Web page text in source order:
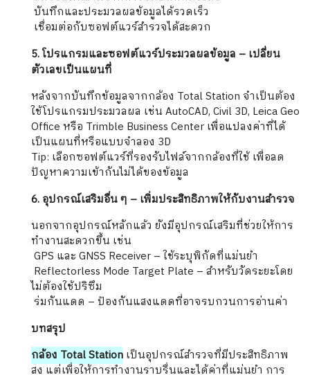
️ บันทึกและประมวลผลข้อมูลได้รวดเร็ว
️ เชื่อมต่อกับซอฟต์แวร์สำรวจได้สะดวก
5. โปรแกรมและซอฟต์แวร์ประมวลผลข้อมูล – เปลี่ยน
ตัวเลขเป็นแผนที่
หลังจากบันทึกข้อมูลจากกล้อง Total Station จำเป็นต้อง
ใช้โปรแกรมประมวลผล เช่น AutoCAD, Civil 3D, Leica Geo
Office หรือ Trimble Business Center เพื่อแปลงค่าที่ได้
เป็นแผนที่หรือแบบจำลอง 3D
Tip: เลือกซอฟต์แวร์ที่รองรับไฟล์จากกล้องที่ใช้ เพื่อลด
ปัญหาความเข้ากันไม่ได้ของข้อมูล
6. อุปกรณ์เสริมอื่น ๆ – เพิ่มประสิทธิภาพให้กับงานสำรวจ
นอกจากอุปกรณ์หลักแล้ว ยังมีอุปกรณ์เสริมที่ช่วยให้การ
ทำงานสะดวกขึ้น เช่น
️ GPS และ GNSS Receiver – ใช้ระบุพิกัดที่แม่นยำ
️ Reflectorless Mode Target Plate – สำหรับวัดระยะโดย
ไม่ต้องใช้ปริซึม
️ ร่มกันแดด – ป้องกันแสงแดดที่อาจรบกวนการอ่านค่า
บทสรุป
กล้อง Total Station เป็นอุปกรณ์สำรวจที่มีประสิทธิภาพ
สูง แต่เพื่อให้การทำงานราบรื่นและได้ค่าที่แม่นยำ การ